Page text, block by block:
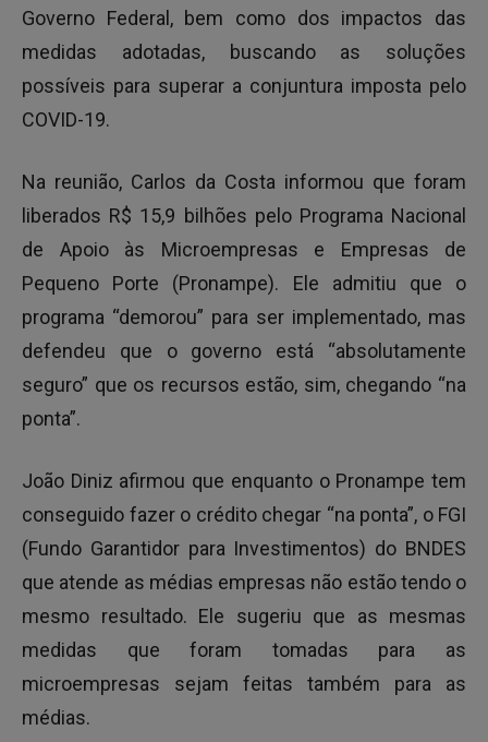
Governo Federal, bem como dos impactos das
medidas adotadas, buscando as soluções
possíveis para superar a conjuntura imposta pelo
COVID-19.
Na reunião, Carlos da Costa informou que foram
liberados R$ 15,9 bilhões pelo Programa Nacional
de Apoio às Microempresas e Empresas de
Pequeno Porte (Pronampe). Ele admitiu que o
programa “demorou” para ser implementado, mas
defendeu que o governo está “absolutamente
seguro” que os recursos estão, sim, chegando “na
ponta”.
João Diniz afirmou que enquanto o Pronampe tem
conseguido fazer o crédito chegar “na ponta”, o FGI
(Fundo Garantidor para Investimentos) do BNDES
que atende as médias empresas não estão tendo o
mesmo resultado. Ele sugeriu que as mesmas
medidas que foram tomadas para as
microempresas sejam feitas também para as
médias.